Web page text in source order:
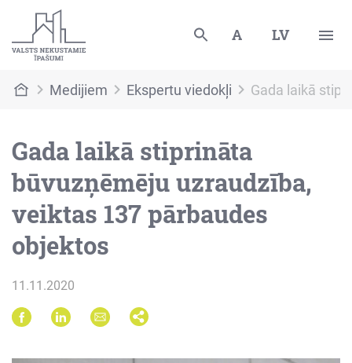
A LV
Medijiem Ekspertu viedokļi Gada laikā
Gada laikā stiprināta
būvuzņēmēju uzraudzība,
veiktas 137 pārbaudes
objektos
11.11.2020